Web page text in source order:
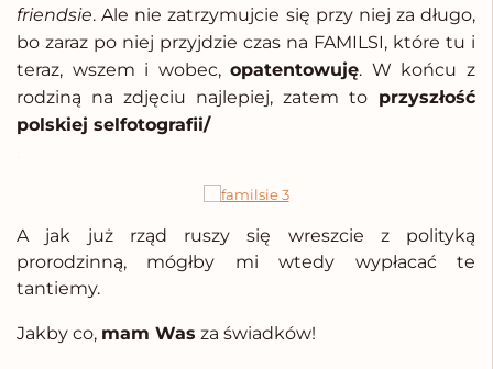
friendsie. Ale nie zatrzymujcie się przy niej za długo,
bo zaraz po niej przyjdzie czas na FAMILSI, które tu i
teraz, wszem i wobec,opatentowuję. W końcu z
rodziną na zdjęciu najlepiej, zatem to przyszłość
polskiej selfotografii/
.
A jak już rząd ruszy się wreszcie z polityką
prorodzinną, mógłby mi wtedy wypłacać te
tantiemy.
Jakby co, mam Was za świadków!